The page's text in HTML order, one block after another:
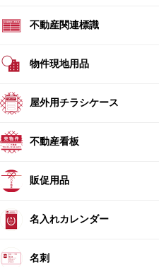
不動産関連標識
物件現地用品
屋外用チラシケース
不動産看板
販促用品
名入れカレンダー
名刺